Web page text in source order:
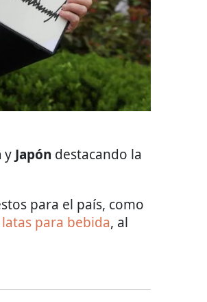
y Japón destacando la
para el país, como
latas para bebida, al